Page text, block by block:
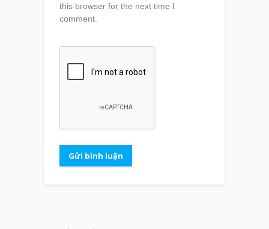
this browser for the next time I
comment.